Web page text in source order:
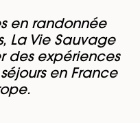
en randonnée
La Vie Sauvage
expériences
en France